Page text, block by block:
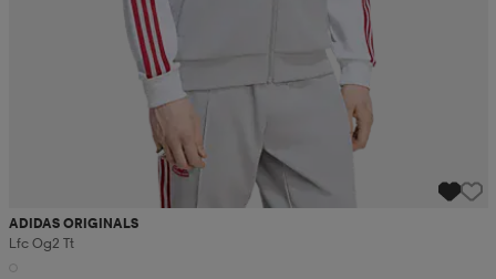
ADIDAS ORIGINALS
Lfc Og2 Tt